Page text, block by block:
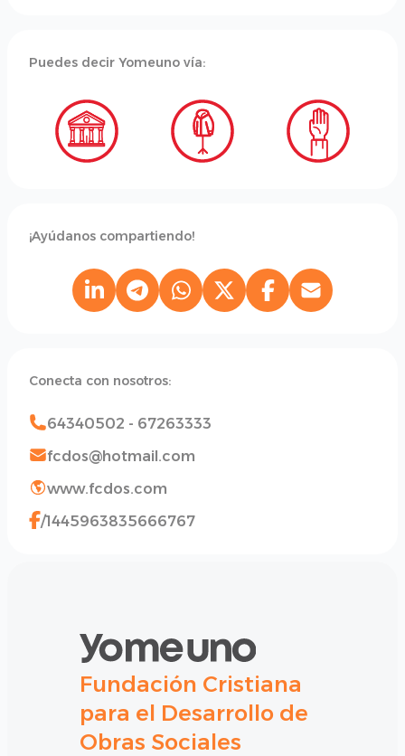
Puedes decir Yomeuno vía:
¡Ayúdanos compartiendo!
Conecta con nosotros:
64340502 - 67263333
fcdos@hotmail.com
www.fcdos.com
/1445963835666767
Fundación Cristiana
para el Desarrollo de
Obras Sociales